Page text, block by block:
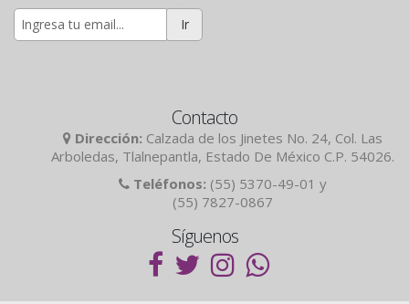
Ir
Contacto
Dirección: Calzada de los Jinetes No. 24, Col. Las
Arboledas, Tlalnepantla, Estado De México C.P. 54026.
Teléfonos: (55) 5370-49-01 y
(55) 7827-0867
Síguenos